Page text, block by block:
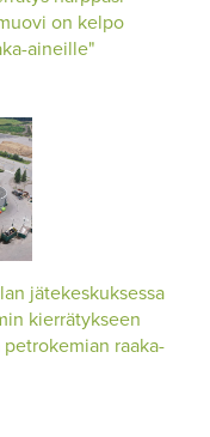
on kelpo
aineille"
jätekeskuksessa
kierrätykseen
raaka-